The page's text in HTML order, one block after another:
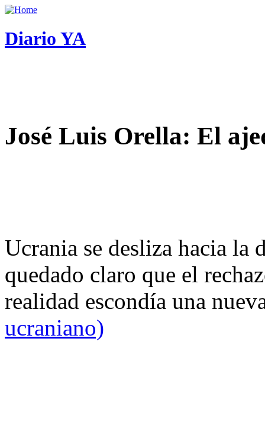
Diario YA
José Luis Orella: El
Ucrania se desliza hacia
quedado claro que el
realidad escondía una
ucraniano)